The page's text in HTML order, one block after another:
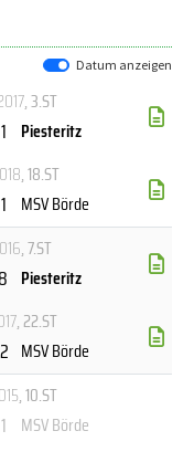
Datum anzeigen
, 3.ST
Piesteritz
, 18.ST
MSV Börde
, 7.ST
Piesteritz
, 22.ST
MSV Börde
, 10.ST
MSV Börde